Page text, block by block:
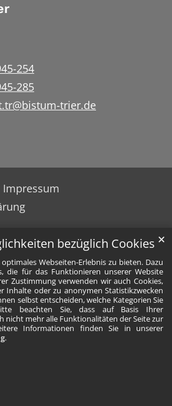
bezüglich Cookies
Webseiten-Erlebnis zu bieten. Dazu
die für das Funktionieren unserer Website
Zustimmung verwenden wir auch Cookies,
Inhalte oder zu anonymen Statistikzwecken
selbst entscheiden, welche Kategorien Sie
beachten Sie, dass auf Basis Ihrer
nicht mehr alle Funktionalitäten der Seite zur
Informationen finden Sie in unserer
.
✕
254
285
trier.de
Impressum